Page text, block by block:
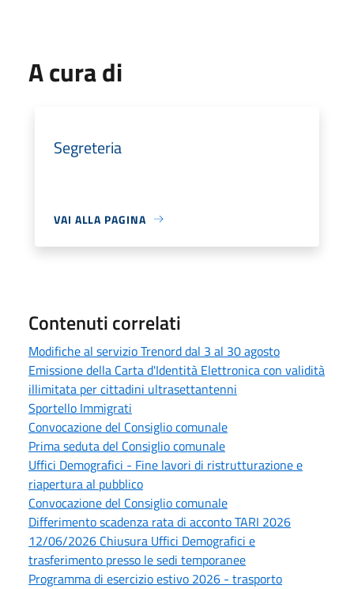
A cura di
Segreteria
VAI ALLA PAGINA
Contenuti correlati
Modifiche al servizio Trenord dal 3 al 30 agosto
Emissione della Carta d'Identità Elettronica con validità
illimitata per cittadini ultrasettantenni
Sportello Immigrati
Convocazione del Consiglio comunale
Prima seduta del Consiglio comunale
Uffici Demografici - Fine lavori di ristrutturazione e
riapertura al pubblico
Convocazione del Consiglio comunale
Differimento scadenza rata di acconto TARI 2026
12/06/2026 Chiusura Uffici Demografici e
trasferimento presso le sedi temporanee
Programma di esercizio estivo 2026 - trasporto